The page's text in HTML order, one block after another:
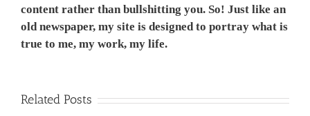
content rather than bullshitting you. So! Just like an
old newspaper, my site is designed to portray what is
true to me, my work, my life.
Related Posts